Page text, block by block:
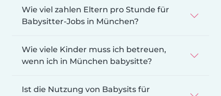
Wie viel zahlen Eltern pro Stunde für
Babysitter-Jobs in München?
Wie viele Kinder muss ich betreuen,
wenn ich in München babysitte?
Ist die Nutzung von Babysits für